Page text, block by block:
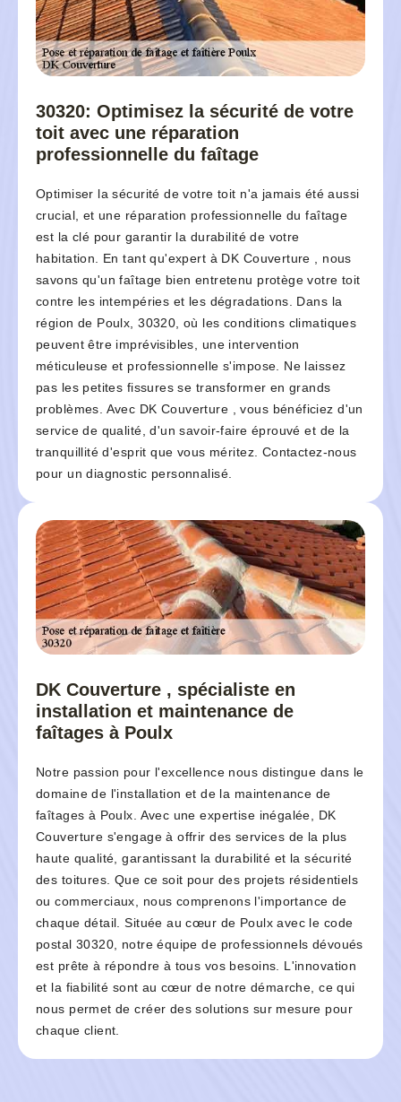
30320: Optimisez la sécurité de votre
toit avec une réparation
professionnelle du faîtage
Optimiser la sécurité de votre toit n'a jamais été aussi
crucial, et une réparation professionnelle du faîtage
est la clé pour garantir la durabilité de votre
habitation. En tant qu'expert à DK Couverture , nous
savons qu'un faîtage bien entretenu protège votre toit
contre les intempéries et les dégradations. Dans la
région de Poulx, 30320, où les conditions climatiques
peuvent être imprévisibles, une intervention
méticuleuse et professionnelle s'impose. Ne laissez
pas les petites fissures se transformer en grands
problèmes. Avec DK Couverture , vous bénéficiez d'un
service de qualité, d'un savoir-faire éprouvé et de la
tranquillité d'esprit que vous méritez. Contactez-nous
pour un diagnostic personnalisé.
DK Couverture , spécialiste en
installation et maintenance de
faîtages à Poulx
Notre passion pour l'excellence nous distingue dans le
domaine de l'installation et de la maintenance de
faîtages à Poulx. Avec une expertise inégalée, DK
Couverture s'engage à offrir des services de la plus
haute qualité, garantissant la durabilité et la sécurité
des toitures. Que ce soit pour des projets résidentiels
ou commerciaux, nous comprenons l'importance de
chaque détail. Située au cœur de Poulx avec le code
postal 30320, notre équipe de professionnels dévoués
est prête à répondre à tous vos besoins. L'innovation
et la fiabilité sont au cœur de notre démarche, ce qui
nous permet de créer des solutions sur mesure pour
chaque client.